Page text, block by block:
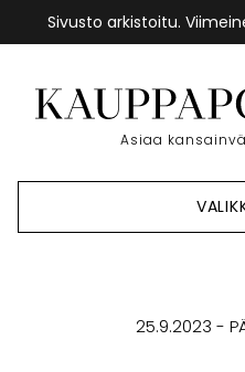
Sivusto arkistoitu.
sisältöön
Asiaa
25.9.2023